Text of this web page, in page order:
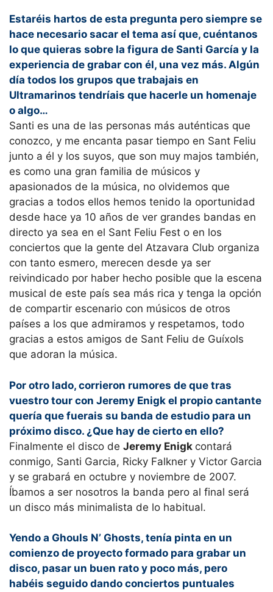
Estaréis hartos de esta pregunta pero siempre se
hace necesario sacar el tema así que, cuéntanos
lo que quieras sobre la figura de Santi García y la
experiencia de grabar con él, una vez más. Algún
día todos los grupos que trabajais en
Ultramarinos tendríais que hacerle un homenaje
o algo…
Santi es una de las personas más auténticas que
conozco, y me encanta pasar tiempo en Sant Feliu
junto a él y los suyos, que son muy majos también,
es como una gran familia de músicos y
apasionados de la música, no olvidemos que
gracias a todos ellos hemos tenido la oportunidad
desde hace ya 10 años de ver grandes bandas en
directo ya sea en el Sant Feliu Fest o en los
conciertos que la gente del Atzavara Club organiza
con tanto esmero, merecen desde ya ser
reivindicado por haber hecho posible que la escena
musical de este país sea más rica y tenga la opción
de compartir escenario con músicos de otros
países a los que admiramos y respetamos, todo
gracias a estos amigos de Sant Feliu de Guíxols
que adoran la música.
Por otro lado, corrieron rumores de que tras
vuestro tour con Jeremy Enigk el propio cantante
quería que fuerais su banda de estudio para un
próximo disco. ¿Que hay de cierto en ello?
Finalmente el disco de Jeremy Enigk contará
conmigo, Santi Garcia, Ricky Falkner y Victor Garcia
y se grabará en octubre y noviembre de 2007.
Íbamos a ser nosotros la banda pero al final será
un disco más minimalista de lo habitual.
Yendo a Ghouls N’ Ghosts, tenía pinta en un
comienzo de proyecto formado para grabar un
disco, pasar un buen rato y poco más, pero
habéis seguido dando conciertos puntuales